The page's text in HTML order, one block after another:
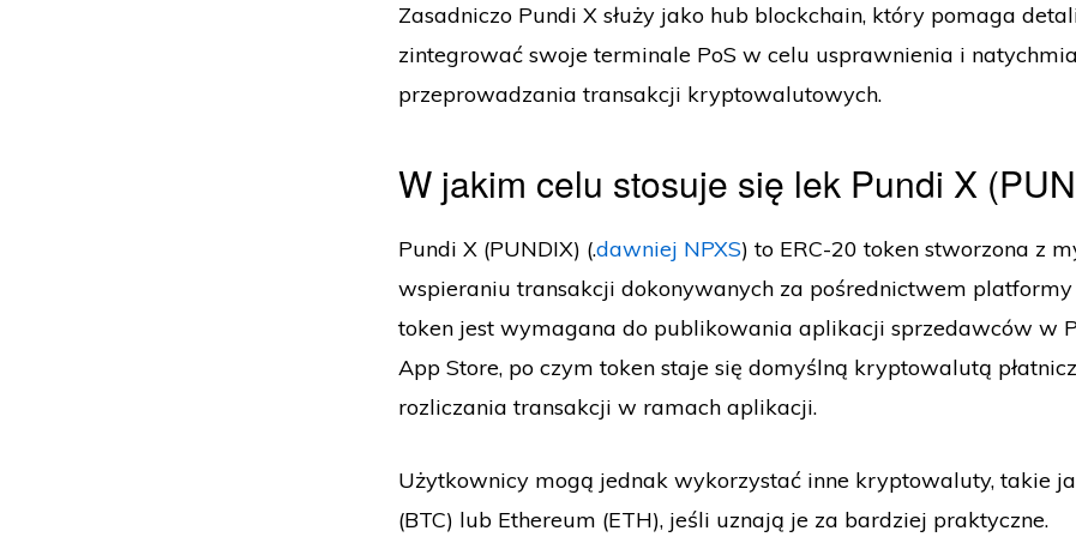
Zasadniczo Pundi X służy jako hub blockchain, który pomaga
zintegrować swoje terminale PoS w celu usprawnienia i
przeprowadzania transakcji kryptowalutowych.
W jakim celu stosuje się lek Pundi X
Pundi X (PUNDIX) (.dawniej NPXS) to ERC-20 token stworzona z
wspieraniu transakcji dokonywanych za pośrednictwem platformy
token jest wymagana do publikowania aplikacji sprzedawców w
App Store, po czym token staje się domyślną kryptowalutą
rozliczania transakcji w ramach aplikacji.
Użytkownicy mogą jednak wykorzystać inne kryptowaluty, takie
(BTC) lub Ethereum (ETH), jeśli uznają je za bardziej praktyczne.